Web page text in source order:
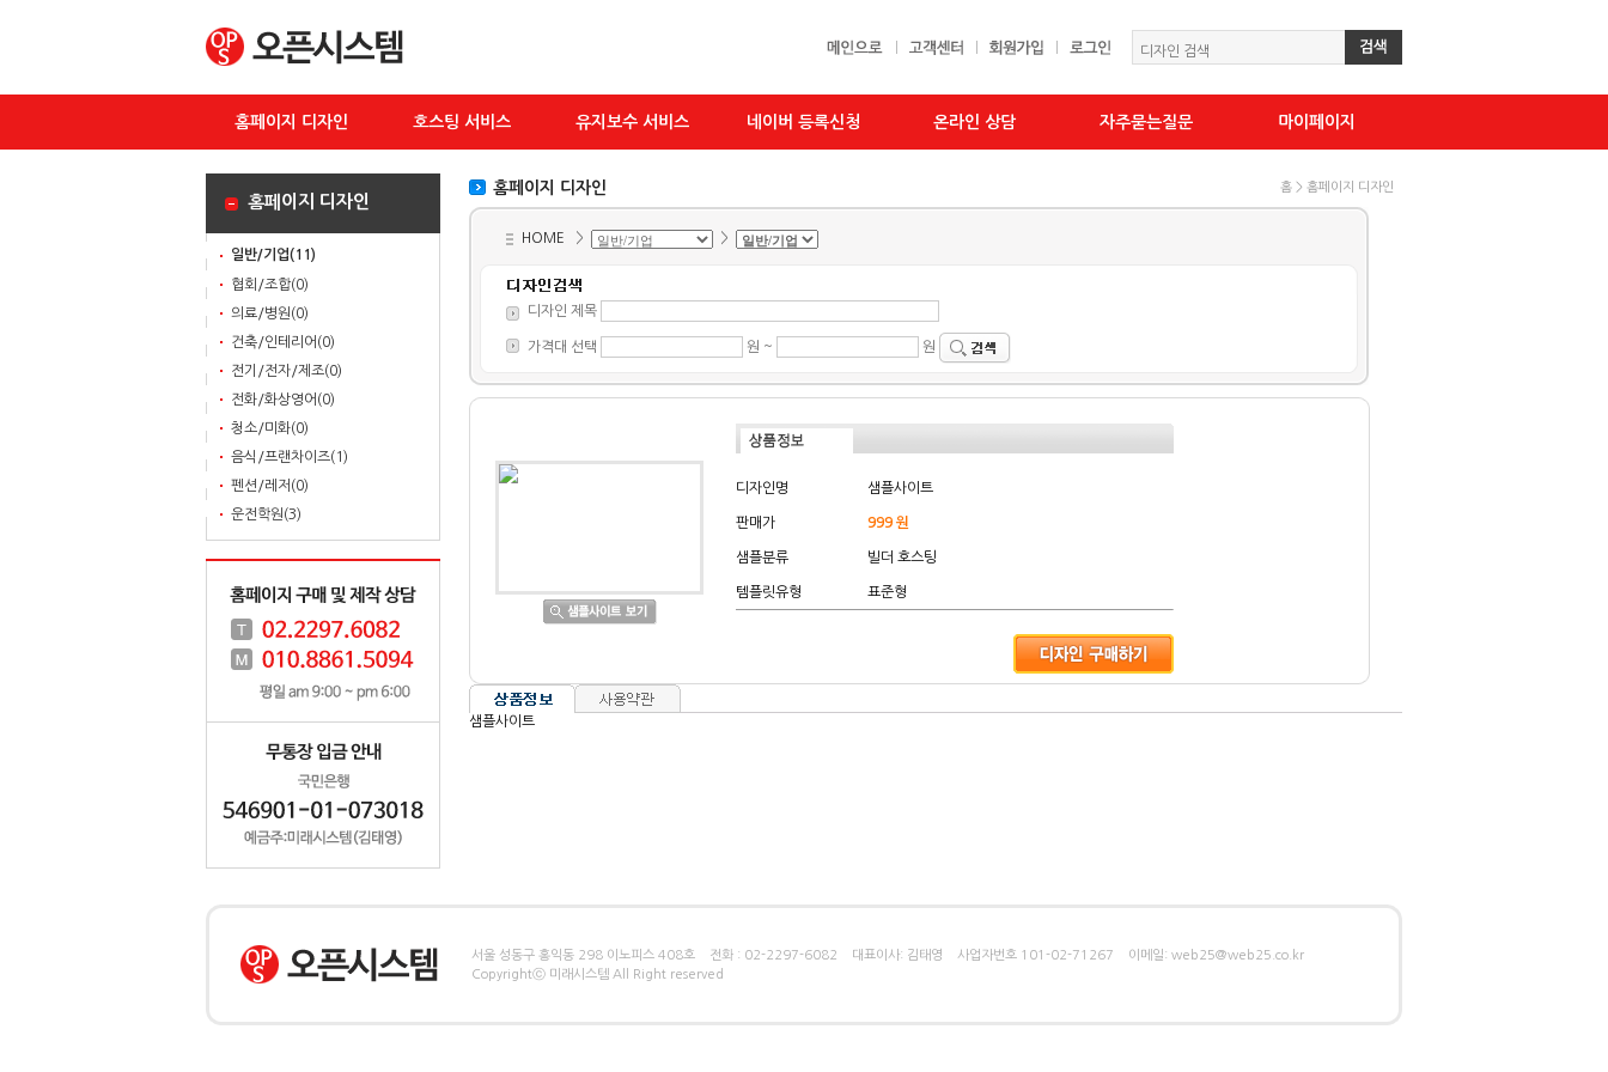
홈페이지 디자인 호스팅 서비스 유지보수 서비스 네이버 등록신청 온라인 상담 자주묻는질문 마이페이지
홈페이지 디자인
일반/기업(11)
협회/조합(0)
의료/병원(0)
건축/인테리어(0)
전기/전자/제조(0)
전화/화상영어(0)
청소/미화(0)
음식/프랜차이즈(1)
펜션/레저(0)
운전학원(3)
홈페이지 디자인 홈 > 홈페이지 디자인
HOME > >
디자인 제목
가격대 선택 원 ~ 원
디자인명 샘플사이트
판매가 999 원
샘플분류 빌더 호스팅
템플릿유형 표준형
샘플사이트
서울 성동구 홍익동 298 이노피스 408호 전화 : 02-2297-6082 대표이사: 김태영 사업자번호 101-02-71267 이메일: web25@web25.co.kr
Copyrightⓒ 미래시스템 All Right reserved